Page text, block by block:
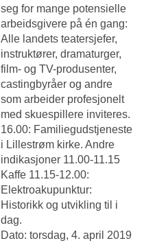
seg for mange potensielle
arbeidsgivere på én gang:
Alle landets teatersjefer,
instruktører, dramaturger,
film- og TV-produsenter,
castingbyråer og andre
som arbeider profesjonelt
med skuespillere inviteres.
16.00: Familiegudstjeneste
i Lillestrøm kirke. Andre
indikasjoner 11.00-11.15
Kaffe 11.15-12.00:
Elektroakupunktur:
Historikk og utvikling til i
dag.
Dato: torsdag, 4. april 2019